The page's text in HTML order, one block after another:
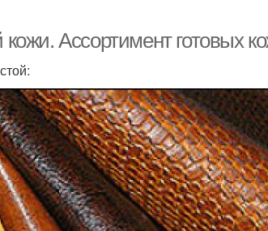
Ассортимент готовых